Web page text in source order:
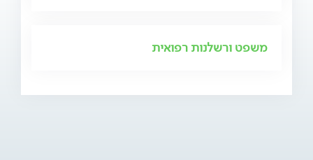
משפט ורשלנות רפואית